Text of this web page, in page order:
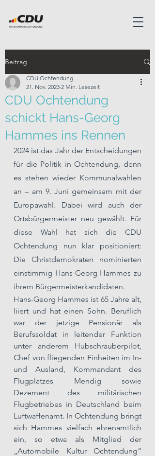
Beitrag
CDU Ochtendung
schickt Hans-Georg
Hammes ins Rennen
CDU Ochtendung
21. Nov. 2023 2 Min. Lesezeit
2024 ist das Jahr der Entscheidungen
für die Politik in Ochtendung, denn
es stehen wieder Kommunalwahlen
an – am 9. Juni gemeinsam mit der
Europawahl. Dabei wird auch der
Ortsbürgermeister neu gewählt. Für
diese Wahl hat sich die CDU
Ochtendung nun klar positioniert:
Die Christdemokraten nominierten
einstimmig Hans-Georg Hammes zu
ihrem Bürgermeisterkandidaten.
Hans-Georg Hammes ist 65 Jahre alt,
liiert und hat einen Sohn. Beruflich
war der jetzige Pensionär als
Berufssoldat in leitender Funktion
unter anderem Hubschrauberpilot,
Chef von fliegenden Einheiten im In-
und Ausland, Kommandant des
Flugplatzes Mendig sowie
Dezernent des militärischen
Flugbetriebes in Deutschland beim
Luftwaffenamt. In Ochtendung bringt
sich Hammes vielfach ehrenamtlich
ein, so etwa als Mitglied der
„Automobile Kultur Ochtendung“